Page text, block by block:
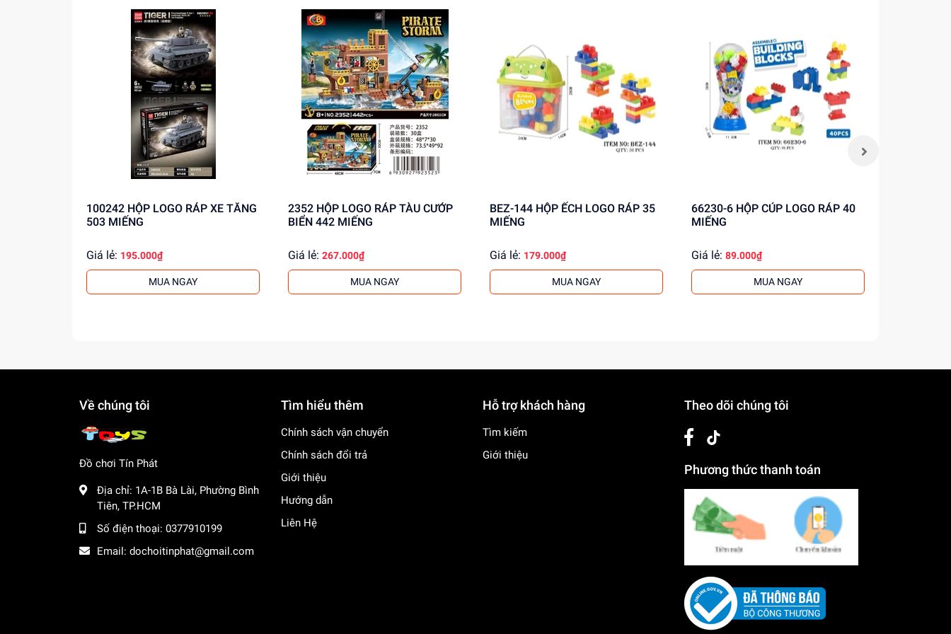
Mua ngay tạidochoitinphat.com , chúng tôi cung cấp giá sỉ cho khách buôn. Liên hệ ngay để biết thêm thông tin!
100242 HỘP LOGO RÁP XE TĂNG
503 MIẾNG
Giá lẻ: 195.000₫
MUA NGAY
2352 HỘP LOGO RÁP TÀU CƯỚP
BIỂN 442 MIẾNG
Giá lẻ: 267.000₫
MUA NGAY
BEZ-144 HỘP ẾCH LOGO RÁP 35
MIẾNG
Giá lẻ: 179.000₫
MUA NGAY
66230-6 HỘP CÚP LOGO RÁP 40
MIẾNG
Giá lẻ: 89.000₫
MUA NGAY
Về chúng tôi
Đồ chơi Tín Phát
Địa chỉ: 1A-1B Bà Lài, Phường Bình
Tiên, TP.HCM
Số điện thoại: 0377910199
Email: dochoitinphat@gmail.com
Tìm hiểu thêm
Chính sách vận chuyển
Chính sách đổi trả
Giới thiệu
Hướng dẫn
Liên Hệ
Hỗ trợ khách hàng
Tìm kiếm
Giới thiệu
Theo dõi chúng tôi
Phương thức thanh toán